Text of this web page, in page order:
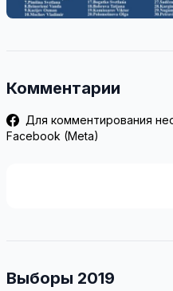
Комментарии
Для комментирования
Facebook (Meta)
Выборы 2019